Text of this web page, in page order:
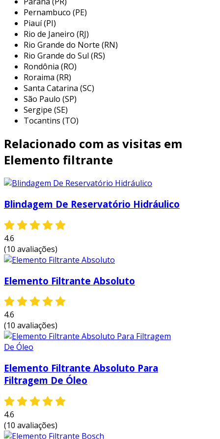
garantindo competitividade de preço e prazos
de entrega eficientes. a br filtri transferiu seu
know-how em filtração para assegurar que
todos os clientes possam otimizar a
confiabilidade dos sistemas hidráulicos em suas
operações.
Pernambuco (PE)
Piauí (PI)
Rio de Janeiro (RJ)
Rio Grande do Norte (RN)
Rio Grande do Sul (RS)
Rondônia (RO)
Roraima (RR)
Santa Catarina (SC)
São Paulo (SP)
Sergipe (SE)
Tocantins (TO)
Relacionado com as visitas em
Elemento filtrante
Blindagem De Reservatório Hidráulico
4.6
(10 avaliações)
Elemento Filtrante Absoluto
4.6
(10 avaliações)
Elemento Filtrante Absoluto Para
Filtragem De Óleo
4.6
(10 avaliações)